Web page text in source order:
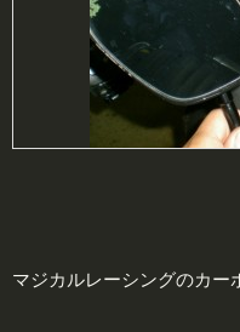
マジカルレーシングのカー